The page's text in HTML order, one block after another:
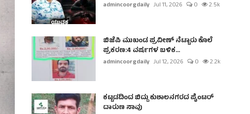
admincoorgdaily Jul 11, 2026 0 2.5k
ಬಿಜೆಪಿ ಮುಖಂಡ ಪ್ರವೀಣ್ ನೆಟ್ಟಾರು ಕೊಲೆ
ಪ್ರಕರಣ:4 ವರ್ಷಗಳ ಬಳಿಕ...
admincoorgdaily Jul 12, 2026 0 2.2k
ಕಟ್ಟಡದಿಂದ ಬಿದ್ದು ಕುಶಾಲನಗರದ ಪೈಂಟರ್
ದಾರುಣ ಸಾವು